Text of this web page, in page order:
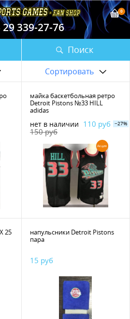
29 339-27-76
Поиск
0
Сортировать
майка баскетбольная ретро
Detroit Pistons №33 HILL
adidas
нет в наличии
110 руб
150 руб
−27%
Акция
напульсники Detroit Pistons
пара
15 руб